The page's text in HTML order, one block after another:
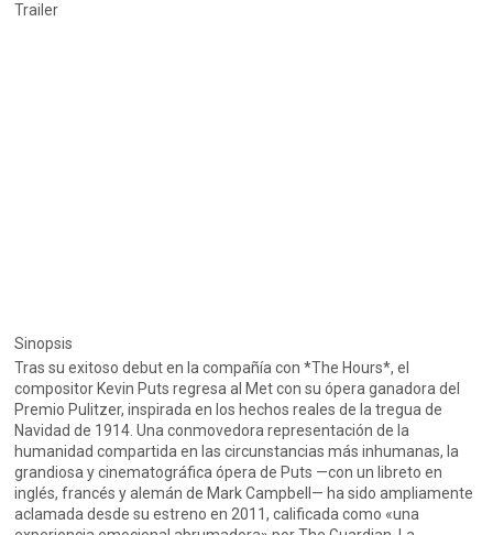
Trailer
Sinopsis
Tras su exitoso debut en la compañía con *The Hours*, el
compositor Kevin Puts regresa al Met con su ópera ganadora del
Premio Pulitzer, inspirada en los hechos reales de la tregua de
Navidad de 1914. Una conmovedora representación de la
humanidad compartida en las circunstancias más inhumanas, la
grandiosa y cinematográfica ópera de Puts —con un libreto en
inglés, francés y alemán de Mark Campbell— ha sido ampliamente
aclamada desde su estreno en 2011, calificada como «una